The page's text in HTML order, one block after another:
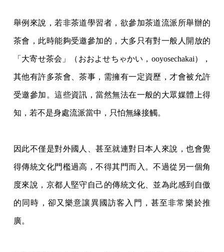
舉例來說，若非茶道學習者，欲參加茶道流派所舉辦的
茶會，此時能夠受邀參加的，大多只有對一般人開放的
「大寄せ茶会」（おおよせちゃかい，ooyosechakai），
其他有許多茶會、茶事，需擁有一定資歷，才會被允許
受邀參加。這些資訊，當然無法在一般的大眾媒體上得
知，若不是身處流派當中，只怕無緣接觸。
因此不僅是對外國人、甚至就連對日本人來說，也會覺
得傳統文化門檻過高，不得其門而入 。不過從另一個角
度來說，京都人堅守自己的傳統文化、並為此感到自傲
的同時，卻又樂意讓異國訪客入門，甚至非常樂於推
廣。